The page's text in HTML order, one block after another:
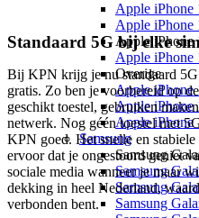
Apple iPhone
Apple iPhone
Apple iPhone
Apple iPhone
Overige
Apple iPhone
Apple iPhone
Apple iPhone
Samsung
Samsung
Samsung
Samsung
Samsung
Standaard 5G bij elke
Bij KPN krijg je nu standaard
gratis. Zo ben je voorbereid op
geschikt toestel, gebruiken
netwerk. Nog géén toestel met
KPN goed. Het snelle en
ervoor dat je ongestoord geniet
sociale media wanneer je maar
dekking in heel Nederland,
verbonden bent.